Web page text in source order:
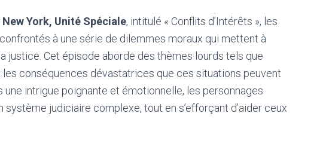
New York, Unité Spéciale, intitulé « Conflits d’Intérêts », les
à une série de dilemmes moraux qui mettent à
justice. Cet épisode aborde des thèmes lourds tels que
les conséquences dévastatrices que ces situations peuvent
une intrigue poignante et émotionnelle, les personnages
système judiciaire complexe, tout en s’efforçant d’aider ceux